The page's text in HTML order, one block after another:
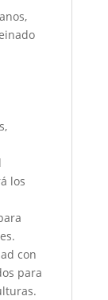
los
con
para